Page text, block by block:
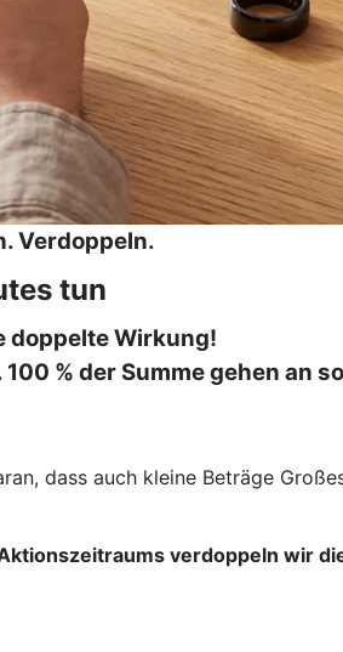
Verdoppeln.
tun
doppelte Wirkung!
% der Summe gehen an
dass auch kleine Beträge
verdoppeln wir